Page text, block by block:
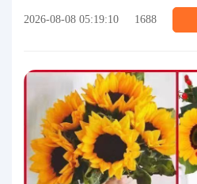
2026-08-08 05:19:10 1688